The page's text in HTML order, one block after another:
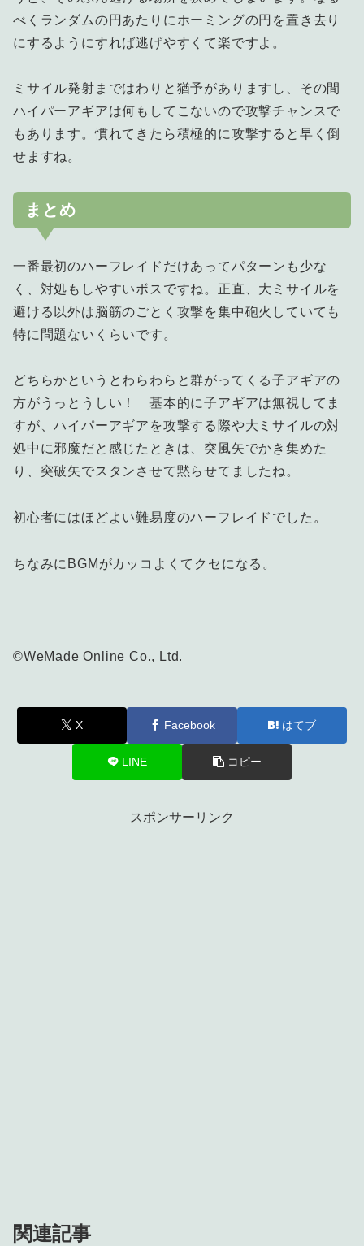
べくランダムの円あたりにホーミングの円を置き去り
にするようにすれば逃げやすくて楽ですよ。
ミサイル発射まではわりと猶予がありますし、その間
ハイパーアギアは何もしてこないので攻撃チャンスで
もあります。慣れてきたら積極的に攻撃すると早く倒
せますね。
まとめ
一番最初のハーフレイドだけあってパターンも少な
く、対処もしやすいボスですね。正直、大ミサイルを
避ける以外は脳筋のごとく攻撃を集中砲火していても
特に問題ないくらいです。
どちらかというとわらわらと群がってくる子アギアの
方がうっとうしい！ 基本的に子アギアは無視してま
すが、ハイパーアギアを攻撃する際や大ミサイルの対
処中に邪魔だと感じたときは、突風矢でかき集めた
り、突破矢でスタンさせて黙らせてましたね。
初心者にはほどよい難易度のハーフレイドでした。
ちなみにBGMがカッコよくてクセになる。
©WeMade Online Co., Ltd.
X Facebook はてブ
LINE コピー
スポンサーリンク
関連記事